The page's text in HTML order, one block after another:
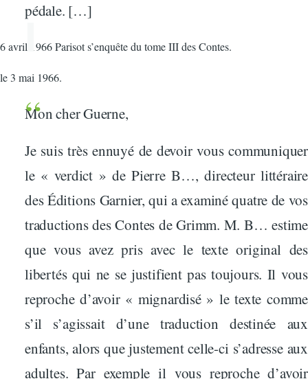
pédale. […]
6 avril 1966 Parisot s’enquête du tome III des Contes.
le 3 mai 1966.
Mon cher Guerne,
Je suis très ennuyé de devoir vous communiquer
le « verdict » de Pierre B…, directeur littéraire
des Éditions Garnier, qui a examiné quatre de vos
traductions des Contes de Grimm. M. B… estime
que vous avez pris avec le texte original des
libertés qui ne se justifient pas toujours. Il vous
reproche d’avoir « mignardisé » le texte comme
s’il s’agissait d’une traduction destinée aux
enfants, alors que justement celle-ci s’adresse aux
adultes. Par exemple il vous reproche d’avoir